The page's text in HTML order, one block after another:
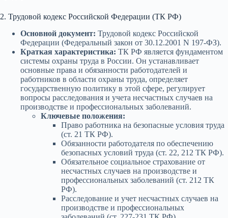
2. Трудовой кодекс Российской Федерации (ТК РФ)
Основной документ: Трудовой кодекс Российской
Федерации (Федеральный закон от 30.12.2001 N 197-ФЗ).
Краткая характеристика: ТК РФ является фундаментом
системы охраны труда в России. Он устанавливает
основные права и обязанности работодателей и
работников в области охраны труда, определяет
государственную политику в этой сфере, регулирует
вопросы расследования и учета несчастных случаев на
производстве и профессиональных заболеваний.
Ключевые положения:
Право работника на безопасные условия труда
(ст. 21 ТК РФ).
Обязанности работодателя по обеспечению
безопасных условий труда (ст. 22, 212 ТК РФ).
Обязательное социальное страхование от
несчастных случаев на производстве и
профессиональных заболеваний (ст. 212 ТК
РФ).
Расследование и учет несчастных случаев на
производстве и профессиональных